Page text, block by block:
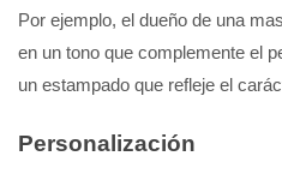
Por ejemplo, el dueño de una
en un tono que complemente el
un estampado que refleje el
Personalización